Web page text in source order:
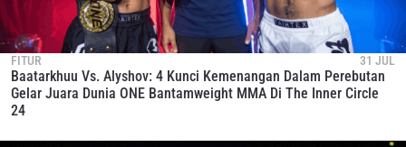
FITUR 31 JUL
Baatarkhuu Vs. Alyshov: 4 Kunci Kemenangan Dalam Perebutan
Gelar Juara Dunia ONE Bantamweight MMA Di The Inner Circle
24